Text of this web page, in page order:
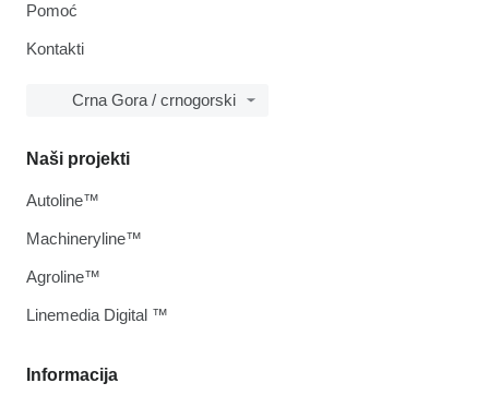
Pomoć
Kontakti
Crna Gora / crnogorski
Informacija
Naši projekti
Autoline™
Machineryline™
Agroline™
Linemedia Digital ™